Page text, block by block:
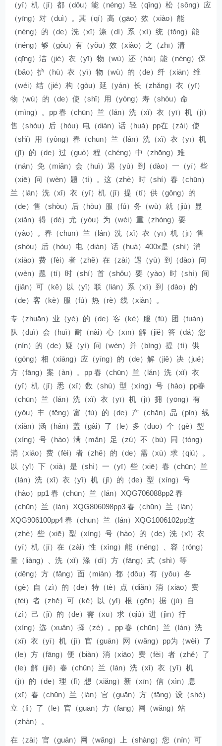
（yī）机（jī）都（dōu）能（néng）轻（qīng）松（sōng）应
（yīng）对（duì）。其（qí）高（gāo）效（xiào）能
（néng）的（de）洗（xǐ）涤（dí）系（xì）统（tǒng）能
（néng）够（gòu）有（yǒu）效（xiào）之（zhī）清
（qīng）洁（jié）衣（yī）物（wù）还（hái）能（néng）保
（bǎo）护（hù）衣（yī）物（wù）的（de）纤（xiān）维
（wéi）结（jié）构（gòu）延（yán）长（zhǎng）衣（yī）
物（wù）的（de）使（shǐ）用（yòng）寿（shòu）命
（mìng）。pp 春（chūn）兰（lán）洗（xǐ）衣（yī）机（jī）
售（shòu）后（hòu）电（diàn）话（huà）pp在（zài）使
（shǐ）用（yòng）春（chūn）兰（lán）洗（xǐ）衣（yī）机
（jī）的（de）过（guò）程（chéng）中（zhōng）难
（nán）免（miǎn）会（huì）遇（yù）到（dào）一（yī）些
（xiē）问（wèn）题（tí）。这（zhè）时（shí）春（chūn）
兰（lán）洗（xǐ）衣（yī）机（jī）提（tí）供（gōng）的
（de）售（shòu）后（hòu）服（fú）务（wù）就（jiù）显
（xiǎn）得（dé）尤（yóu）为（wèi）重（zhòng）要
（yào）。春（chūn）兰（lán）洗（xǐ）衣（yī）机（jī）售
（shòu）后（hòu）电（diàn）话（huà）400x是（shì）消
（xiāo）费（fèi）者（zhě）在（zài）遇（yù）到（dào）问
（wèn）题（tí）时（shí）首（shǒu）要（yào）时（shí）间
（jiān）可（kě）以（yǐ）联（lián）系（xì）到（dào）的
（de）客（kè）服（fú）热（rè）线（xiàn）。
专（zhuān）业（yè）的（de）客（kè）服（fú）团（tuán）
队（duì）会（huì）耐（nài）心（xīn）解（jiě）答（dá）您
（nín）的（de）疑（yí）问（wèn）并（bìng）提（tí）供
（gōng）相（xiāng）应（yīng）的（de）解（jiě）决（jué）
方（fāng）案（àn）。pp 春（chūn）兰（lán）洗（xǐ）衣
（yī）机（jī）悉（xī）数（shù）型（xíng）号（hào）pp春
（chūn）兰（lán）洗（xǐ）衣（yī）机（jī）拥（yōng）有
（yǒu）丰（fēng）富（fù）的（de）产（chǎn）品（pǐn）线
（xiàn）涵（hán）盖（gài）了（le）多（duō）个（gè）型
（xíng）号（hào）满（mǎn）足（zú）不（bù）同（tóng）
消（xiāo）费（fèi）者（zhě）的（de）需（xū）求（qiú）。
以（yǐ）下（xià）是（shì）一（yī）些（xiē）春（chūn）兰
（lán）洗（xǐ）衣（yī）机（jī）的（de）型（xíng）号
（hào）pp1 春（chūn）兰（lán）XQG706088pp2 春
（chūn）兰（lán）XQG806098pp3 春（chūn）兰（lán）
XQG906100pp4 春（chūn）兰（lán）XQG1006102pp这
（zhè）些（xiē）型（xíng）号（hào）的（de）洗（xǐ）衣
（yī）机（jī）在（zài）性（xìng）能（néng）、容（róng）
量（liàng）、洗（xǐ）涤（dí）方（fāng）式（shì）等
（děng）方（fāng）面（miàn）都（dōu）有（yǒu）各
（gè）自（zì）的（de）特（tè）点（diǎn）消（xiāo）费
（fèi）者（zhě）可（kě）以（yǐ）根（gēn）据（jù）自
（zì）己（jǐ）的（de）需（xū）求（qiú）进（jìn）行
（xíng）选（xuǎn）择（zé）。pp 春（chūn）兰（lán）洗
（xǐ）衣（yī）机（jī）官（guān）网（wǎng）pp为（wèi）了
（le）方（fāng）便（biàn）消（xiāo）费（fèi）者（zhě）了
（le）解（jiě）春（chūn）兰（lán）洗（xǐ）衣（yī）机
（jī）的（de）理（lǐ）想（xiǎng）新（xīn）信（xìn）息
（xī）春（chūn）兰（lán）官（guān）方（fāng）设（shè）
立（lì）了（le）官（guān）方（fāng）网（wǎng）站
（zhàn）。
在（zài）官（guān）网（wǎng）上（shàng）您（nín）可